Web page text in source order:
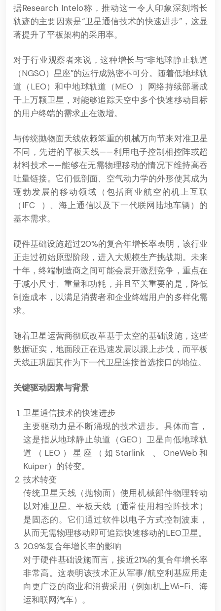
据Research Intelo称，推动这一令人印象深刻增长
轨迹的主要因素是“卫星通信技术的快速进步”，这显
著提升了平板架构的采用率。
对于行业观察者来说，这种增长与“非地球静止轨道
（NGSO）星座”的运行成熟密不可分。随着低地球轨
道（LEO）和中地球轨道（MEO
）网络持续部署成
千上万颗卫星，对能够追踪天空中多个快速移动目标
的用户终端的需求正在激增。
与传统抛物面天线依赖笨重的机械万向节来对准卫星
不同，先进的平板天线——利用电子控制相控阵或超
材料技术——能够在无需物理移动的情况下维持高吞
吐量链接。它们低剖面、空气动力学的外形使其成为
蓬勃发展的移动领域（包括商业航空的机上互联
（IFC
）、海上通信以及下一代联网陆地车辆）的
基本需求。
硬件基础设施超过20%的复合年增长率表明，该行业
正走过初始原型阶段，进入大规模生产挑战期。未来
十年，终端制造商之间可能会展开激烈竞争，重点在
于减小尺寸、重量和功耗，并且至关重要的是，降低
制造成本，以满足消费者和企业终端用户的多样化需
求。
随着卫星运营商彻底改革基于太空的基础设施，这些
数据证实，地面段正在迅速发展以跟上步伐，而平板
天线正巩固其作为下一代卫星连接首选接口的地位。
关键驱动因素与背景
卫星通信技术的快速进步
主要驱动力是不断涌现的技术进步。具体而言，
这是指从地球静止轨道（GEO）卫星向低地球轨
道（LEO）星座（如 Starlink
、OneWeb和
Kuiper）的转变。
技术转变
传统卫星天线（抛物面）使用机械部件物理转动
以对准卫星。平板天线（通常使用相控阵技术）
是固态的。它们通过软件以电子方式控制波束，
从而无需物理移动即可追踪快速移动的LEO卫星。
20.9%复合年增长率的影响
对于硬件基础设施而言，接近21%的复合年增长率
非常高。这表明该技术正从军事/航空利基应用走
向更广泛的商业和消费采用（例如机上Wi-Fi、海
运和联网汽车）。